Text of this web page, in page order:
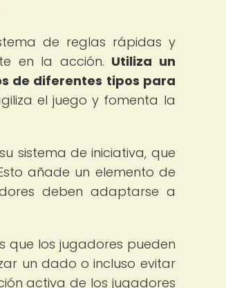
de reglas rápidas y
en la acción. Utiliza un
de diferentes tipos para
el juego y fomenta la
sistema de iniciativa, que
añade un elemento de
deben adaptarse a
que los jugadores pueden
un dado o incluso evitar
activa de los jugadores